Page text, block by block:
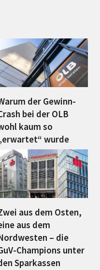
der Gewinn-
bei der OLB
kaum so
wurde
aus dem Osten,
aus dem
– die
Champions unter
Sparkassen